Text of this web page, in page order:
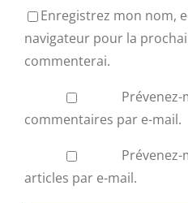
Enregistrez mon nom,
navigateur pour la
commenterai.
commentaires par e-mail.
articles par e-mail.